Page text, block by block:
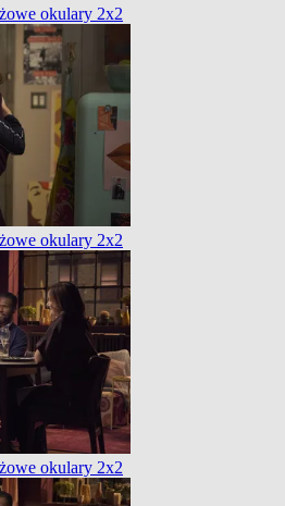
okulary 2x2
okulary 2x2
okulary 2x2